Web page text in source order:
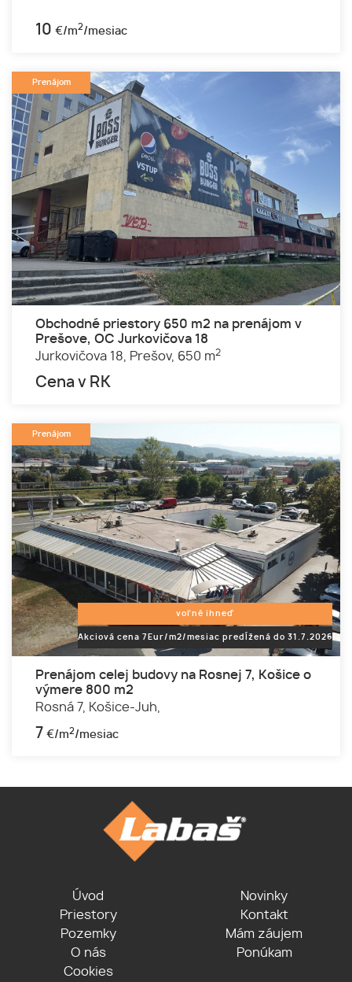
10 €/m2/mesiac
Prenájom
Obchodné priestory 650 m2 na prenájom v
Prešove, OC Jurkovičova 18
Jurkovičova 18,
Prešov, 650 m2
Cena v RK
Prenájom
voľné ihneď
Akciová cena 7Eur/m2/mesiac predĺžená do 31.7.2026
Prenájom celej budovy na Rosnej 7, Košice o
výmere 800 m2
Rosná 7, Košice-Juh,
7 €/m2/mesiac
Úvod
Priestory
Pozemky
O nás
Cookies
Novinky
Kontakt
Mám záujem
Ponúkam